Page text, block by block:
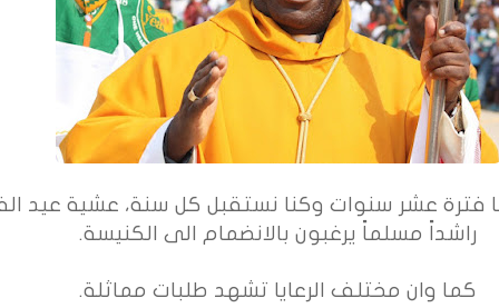
راشداً مسلماً يرغبون بالانضمام الى الكنيسة.
كما وان مختلف الرعايا تشهد طلبات مماثلة.